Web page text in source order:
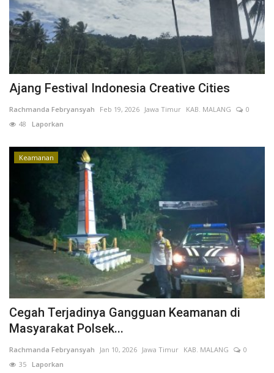
Kesehatan
Layanan Publik
Perempuan/Anak
Ajang Festival Indonesia Creative Cities
Rachmanda Febryansyah Feb 19, 2026 Jawa Timur KAB. MALANG
0
48 Laporkan
Keamanan
Cegah Terjadinya Gangguan Keamanan di
Masyarakat Polsek...
Rachmanda Febryansyah Jan 10, 2026 Jawa Timur KAB. MALANG
0
35 Laporkan